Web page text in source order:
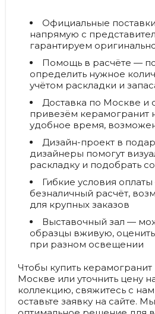
Официальные поставки
напрямую с
гарантируем
Помощь в расчёте —
определить нужное
учётом раскладки и
Доставка по Москве и
привезём керамогранит
удобное время,
Дизайн-проект в
дизайнеры помогут
раскладку и подобрать
Гибкие условия оплаты
безналичный расчёт,
для крупных заказов
Выставочный зал —
образцы вживую, оценить
при разном освещении
Чтобы купить
Москве или уточнить цену
коллекцию, свяжитесь с
оставьте заявку на сайте.